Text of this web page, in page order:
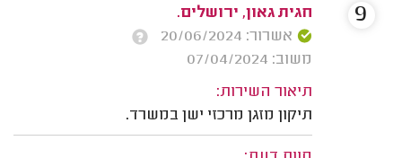
חגית גאון, ירושלים.
אשרור: 20/06/2024
משוב: 07/04/2024
תיאור השירות:
תיקון מזגן מרכזי ישן במשרד.
9